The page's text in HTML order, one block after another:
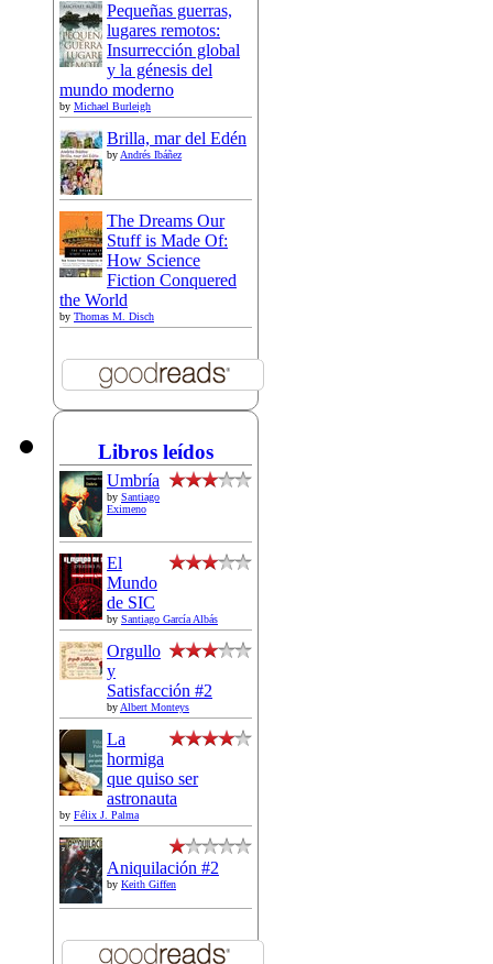
Pequeñas guerras,
lugares remotos:
Insurrección global
y la génesis del
mundo moderno
by Michael Burleigh
Brilla, mar del Edén
by Andrés Ibáñez
The Dreams Our
Stuff is Made Of:
How Science
Fiction Conquered
the World
by Thomas M. Disch
Libros leídos
Umbría
by Santiago
Eximeno
El
Mundo
de SIC
by Santiago García Albás
Orgullo
y
Satisfacción #2
by Albert Monteys
La
hormiga
que quiso ser
astronauta
by Félix J. Palma
Aniquilación #2
by Keith Giffen